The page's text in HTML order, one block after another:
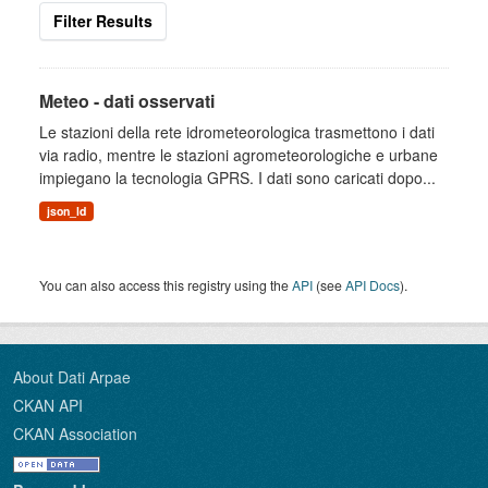
Filter Results
Meteo - dati osservati
Le stazioni della rete idrometeorologica trasmettono i dati
via radio, mentre le stazioni agrometeorologiche e urbane
impiegano la tecnologia GPRS. I dati sono caricati dopo...
json_ld
You can also access this registry using theAPI (seeAPI Docs).
About Dati Arpae
CKAN API
CKAN Association